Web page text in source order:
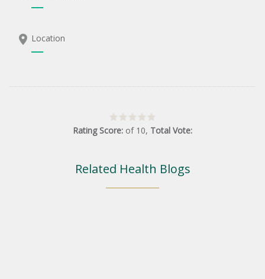
Location
Rating Score: of 10, Total Vote:
Related Health Blogs